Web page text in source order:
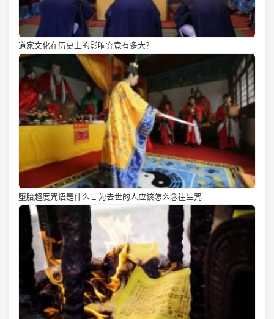
道家文化在历史上的影响究竟有多大？
堕胎超度咒语是什么 _ 为去世的人应该怎么念往生咒